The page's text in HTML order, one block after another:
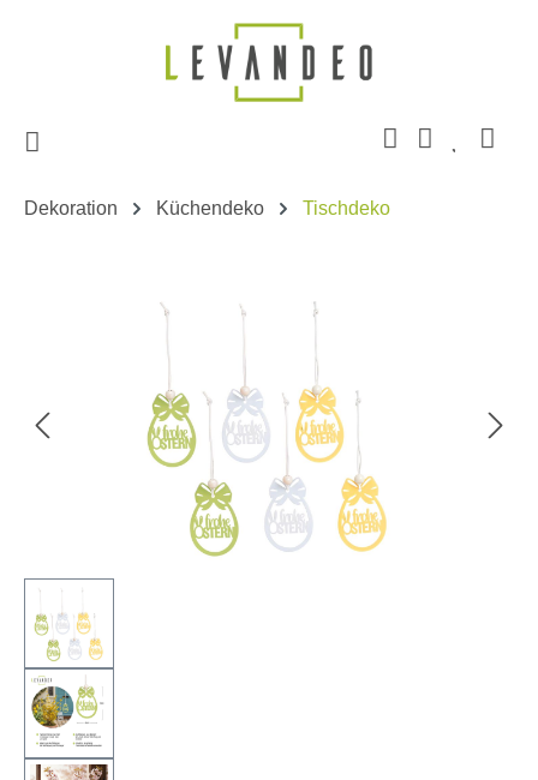
Zum Hauptinhalt springen
Dekoration Küchendeko Tischdeko
Bildergalerie überspringen